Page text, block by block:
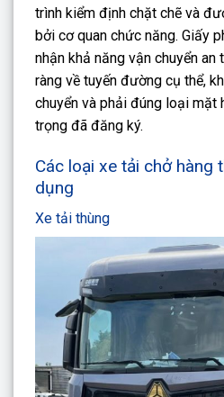
trình kiểm định chặt chẽ và
bởi cơ quan chức năng. Giấy
nhận khả năng vận chuyển
ràng về tuyến đường cụ thể,
chuyển và phải đúng loại mặt
trọng đã đăng ký.
Các loại xe tải chở hàng
dụng
Xe tải thùng